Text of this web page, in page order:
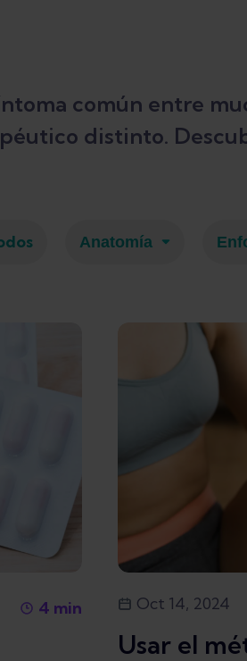
común entre
distinto.
Anatomía
4 min Oct 14, 2024
Usar el